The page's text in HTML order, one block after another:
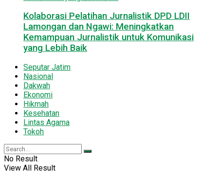
Kolaborasi Pelatihan Jurnalistik DPD LDII
Lamongan dan Ngawi: Meningkatkan
Kemampuan Jurnalistik untuk Komunikasi
yang Lebih Baik
Seputar Jatim
Nasional
Dakwah
Ekonomi
Hikmah
Kesehatan
Lintas Agama
Tokoh
No Result
View All Result